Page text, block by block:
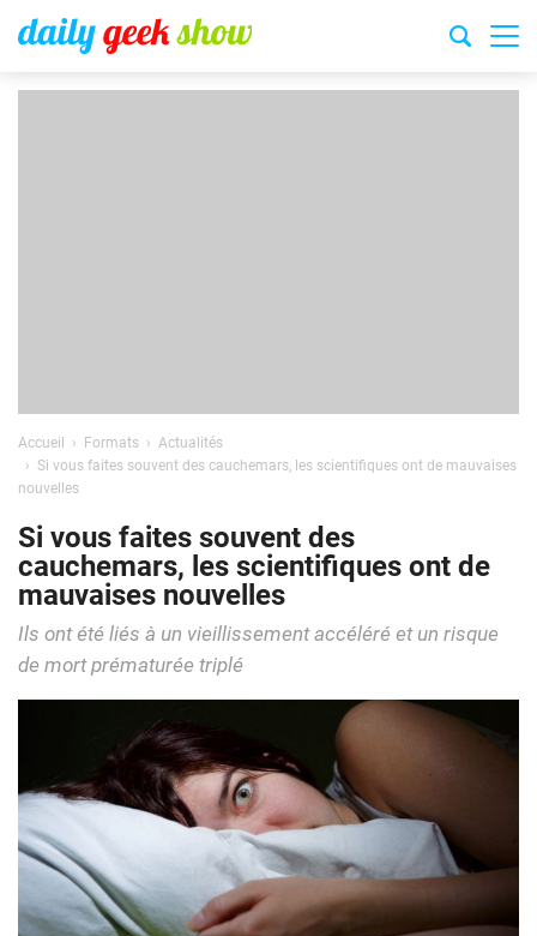
Accueil Formats
Actualités
Si vous faites souvent des cauchemars, les scientifiques ont de mauvaises
nouvelles
Si vous faites souvent des
cauchemars, les scientifiques ont de
mauvaises nouvelles
Ils ont été liés à un vieillissement accéléré et un risque
de mort prématurée triplé